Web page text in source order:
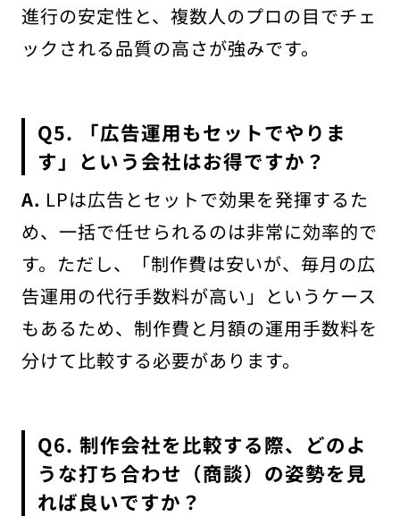
進行の安定性と、複数人のプロの目でチェ
ックされる品質の高さが強みです。
Q5. 「広告運用もセットでやりま
す」という会社はお得ですか？
A. LPは広告とセットで効果を発揮するた
め、一括で任せられるのは非常に効率的で
す。ただし、「制作費は安いが、毎月の広
告運用の代行手数料が高い」というケース
もあるため、制作費と月額の運用手数料を
分けて比較する必要があります。
Q6. 制作会社を比較する際、どのよ
うな打ち合わせ（商談）の姿勢を見
れば良いですか？